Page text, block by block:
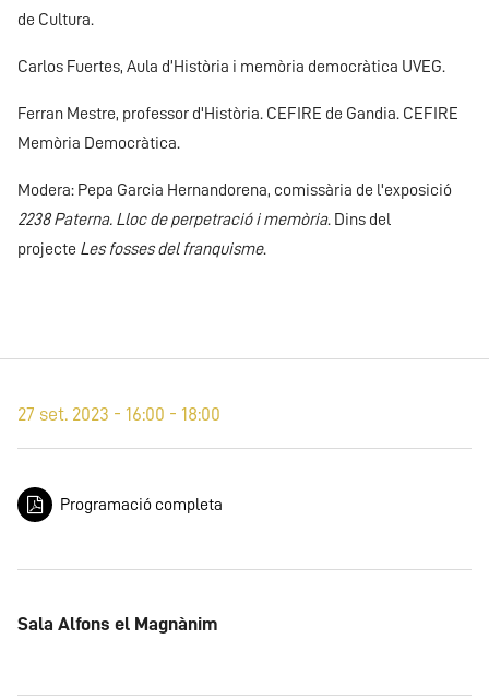
de Cultura.
Carlos Fuertes, Aula d’Història i memòria democràtica UVEG.
Ferran Mestre, professor d'Història. CEFIRE de Gandia. CEFIRE
Memòria Democràtica.
Modera: Pepa Garcia Hernandorena, comissària de l'exposició
2238 Paterna. Lloc de perpetració i memòria. Dins del
projecte Les fosses del franquisme.
27 set. 2023 - 16:00 - 18:00
Programació completa
Sala Alfons el Magnànim